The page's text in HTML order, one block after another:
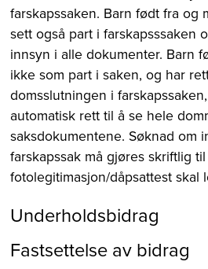
farskapssaken. Barn født fra og
sett også part i farskapsssaken
innsyn i alle dokumenter. Barn
ikke som part i saken, og har
domsslutningen i
automatisk rett til å se hele
saksdokumentene. Søknad om
farskapssak må gjøres skriftlig
fotolegitimasjon/dåpsattest skal
Underholdsbidrag
Fastsettelse av bidrag